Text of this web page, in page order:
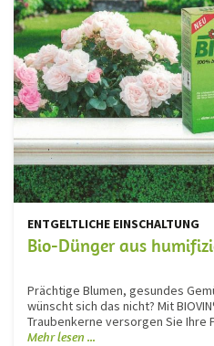
ENTGELTLICHE EINSCHALTUNG
Bio-Dünger aus
Prächtige Blumen, gesundes
wünscht sich das nicht? Mit
Traubenkerne versorgen Sie Ihre
Mehr lesen ...